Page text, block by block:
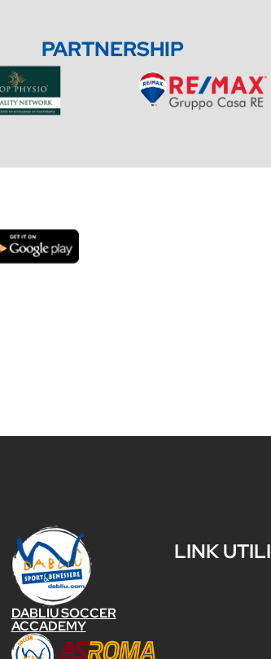
PARTNERSHIP
DABLIU SOCCER
ACCADEMY
LINK UTILI